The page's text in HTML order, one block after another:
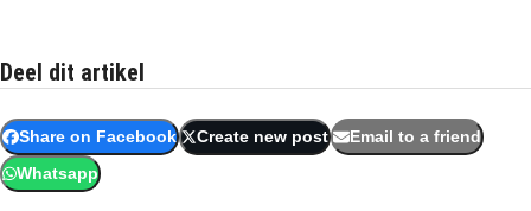
Deel dit artikel
Share on Facebook Create new post Email to a friend
Whatsapp